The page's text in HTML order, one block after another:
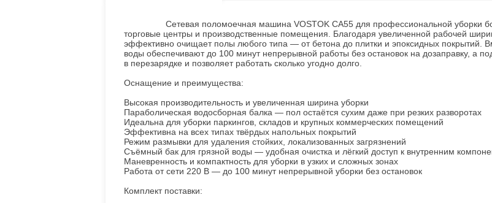
Сетевая поломоечная машина VOSTOK CA55 для профессиональной уборки
торговые центры и производственные помещения. Благодаря увеличенной рабочей
эффективно очищает полы любого типа — от бетона до плитки и эпоксидных покрытий.
воды обеспечивают до 100 минут непрерывной работы без остановок на дозаправку, а
в перезарядке и позволяет работать сколько угодно долго.
Оснащение и преимущества:
Высокая производительность и увеличенная ширина уборки
Параболическая водосборная балка — пол остаётся сухим даже при резких разворотах
Идеальна для уборки паркингов, складов и крупных коммерческих помещений
Эффективна на всех типах твёрдых напольных покрытий
Режим размывки для удаления стойких, локализованных загрязнений
Съёмный бак для грязной воды — удобная очистка и лёгкий доступ к внутренним
Маневренность и компактность для уборки в узких и сложных зонах
Работа от сети 220 В — до 100 минут непрерывной уборки без остановок
Комплект поставки: